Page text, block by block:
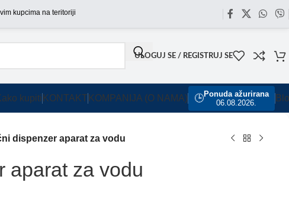
na teritoriji Srbije omogućili smo besplatnu dostavu za sve porudžbine sa našeg
ULOGUJ SE / REGISTRUJ SE
kupiti KONTAKT KOMPANIJA (O NAMA) 🕒Ponuda ažurirana
06.08.2026.
dispenzer aparat za vodu
aparat za vodu